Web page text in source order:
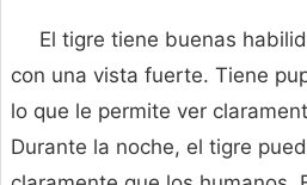
El tigre tiene buenas
con una vista fuerte. Tiene
lo que le permite ver
Durante la noche, el tigre